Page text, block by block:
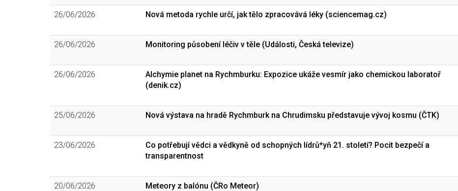
26/06/2026 Nová metoda rychle určí, jak tělo zpracovává léky (sciencemag.cz)
26/06/2026 Monitoring působení léčiv v těle (Události, Česká televize)
26/06/2026
Alchymie planet na Rychmburku: Expozice ukáže vesmír jako chemickou laboratoř
(denik.cz)
25/06/2026 Nová výstava na hradě Rychmburk na Chrudimsku představuje vývoj kosmu (ČTK)
23/06/2026
Co potřebují vědci a vědkyně od schopných lídrů*yň 21. století? Pocit bezpečí a
transparentnost
20/06/2026 Meteory z balónu (ČRo Meteor)